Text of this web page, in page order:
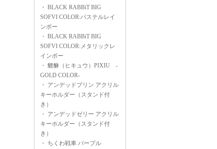
・ BLACK RABBiT BIG
SOFVI COLOR:パステルレイ
ンボー
・ BLACK RABBiT BIG
SOFVI COLOR:メタリックレ
インボー
・ 貔貅（ヒキュウ）PIXIU -
GOLD COLOR-
・ アンデッドプリン アクリル
キーホルダー（スタンド付
き）
・ アンデッドゼリー アクリル
キーホルダー（スタンド付
き）
・ ちくわ戦車 パープル